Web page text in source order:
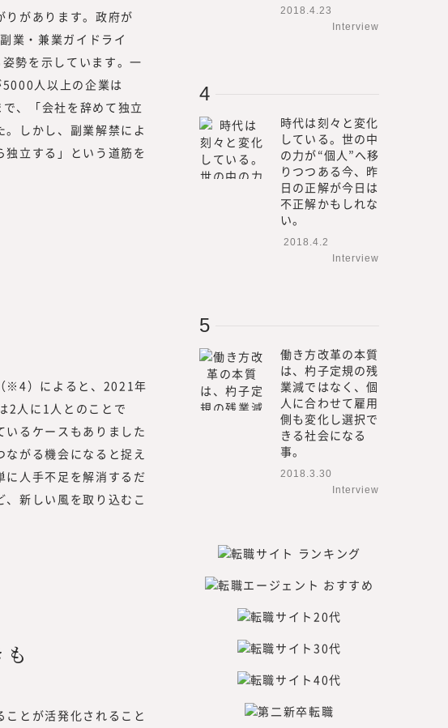
。
したり、新規事業、人的資本経営／リ
ィ等、かつてないものを創る「挑戦
るには、みらいワークス総合研究所に
、われわれ自身も「挑戦者」である必
も「挑戦者」であり続け、企画する内
報と、10年先、20年先を見据えた、読
信していきたいと考えています。
があります。政府が
業・兼業ガイドライ
勢を示しています。一
人以上の企業は
、「会社を辞めて独立
しかし、副業解禁によ
立する」という道筋を
※4）によると、2021年
2人に1人とのことで
るケースもありました
がる機会になると捉え
人手不足を解消するだ
新しい風を取り込むこ
とが活発化されること
2018.4.23
Interview
時代は刻々と変化
している。世の中
の力が“個人”へ移
りつつある今、昨
日の正解が今日は
不正解かもしれな
い。
2018.4.2
Interview
働き方改革の本質
は、杓子定規の残
業減ではなく、個
人に合わせて雇用
側も変化し選択で
きる社会になる
事。
2018.3.30
Interview